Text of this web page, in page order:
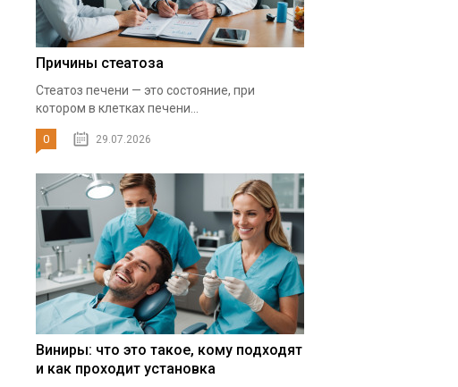
Причины стеатоза
Стеатоз печени — это состояние, при
котором в клетках печени...
0 29.07.2026
Виниры: что это такое, кому подходят
и как проходит установка